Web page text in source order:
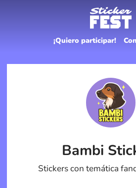
¡Quiero participar!
Bambi
Stickers con temática